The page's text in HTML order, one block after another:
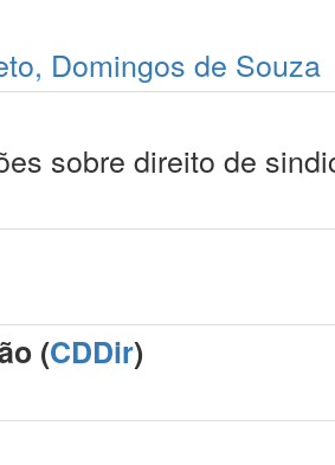
Domingos de Souza
sobre direito de
(CDDir)